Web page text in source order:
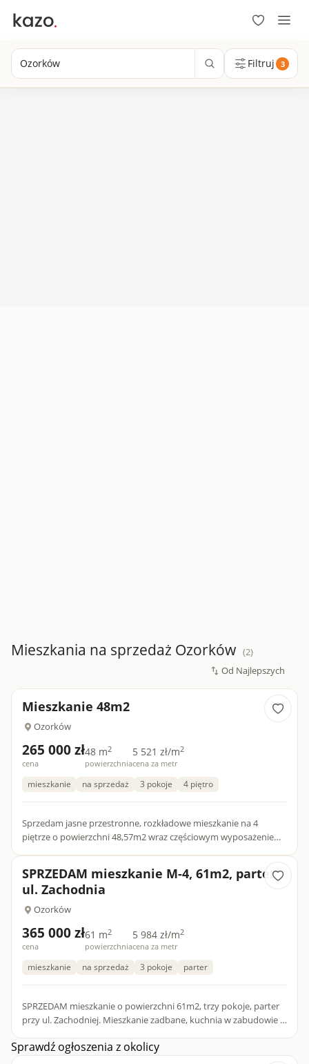
Ozorków Filtruj 3
Mieszkania na sprzedaż Ozorków (2)
Mieszkanie 48m2
Ozorków
265 000 zł
cena
48 m2
powierzchnia
5 521 zł/m2
cena za metr
mieszkanie na sprzedaż 3 pokoje 4 piętro
Sprzedam jasne przestronne, rozkładowe mieszkanie na 4
piętrze o powierzchni 48,57m2 wraz częściowym wyposażeniem.
SPRZEDAM mieszkanie M-4, 61m2, parter
ul. Zachodnia
Ozorków
365 000 zł
cena
61 m2
powierzchnia
5 984 zł/m2
cena za metr
mieszkanie na sprzedaż 3 pokoje parter
SPRZEDAM mieszkanie o powierzchni 61m2, trzy pokoje, parter
przy ul. Zachodniej. Mieszkanie zadbane, kuchnia w zabudowie i
Sprawdź ogłoszenia z okolicy